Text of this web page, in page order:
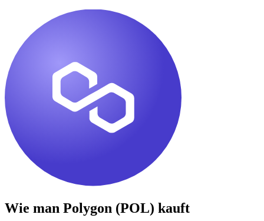
Wie man Polygon (POL) kauft